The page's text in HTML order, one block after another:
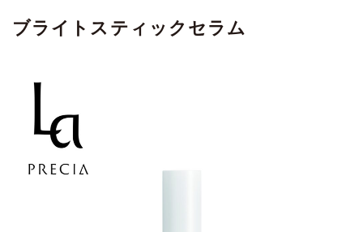
ブライトスティックセラム